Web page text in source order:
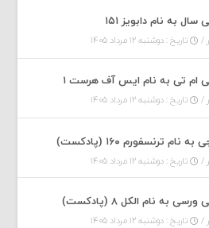
به نام دابویز ۱۵۱
تاریخ : دوشنبه ۱۲ مرداد ۱۴۰۵
ام تی به نام ایس آف هرست ۱
تاریخ : دوشنبه ۱۲ مرداد ۱۴۰۵
ترنسفورم ۱۶۰ (پادکست)
تاریخ : دوشنبه ۱۲ مرداد ۱۴۰۵
به نام الکل ۸ (پادکست)
تاریخ : دوشنبه ۱۲ مرداد ۱۴۰۵